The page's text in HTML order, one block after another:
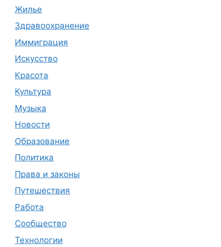
Жилье
Здравоохранение
Иммиграция
Искусство
Красота
Культура
Музыка
Новости
Образование
Политика
Права и законы
Путешествия
Работа
Сообщество
Технологии